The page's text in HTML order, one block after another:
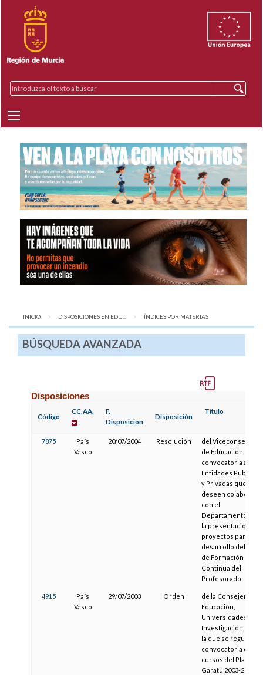
INICIO DISPOSICIONES EN EDU... AQUÍ:
ÍNDICES POR MATERIAS
BÚSQUEDA AVANZADA
Disposiciones
Código
CC.AA.
F.
Disposición
Disposición
Título
7875
País
Vasco
20/07/2004 Resolución
del Viceconsejero
de Educación, de la
convocatoria a
Entidades Públicas
y Privadas que
deseen colaborar
con el
Departamento en
la presentación de
proyectos para el
desarrollo del Plan
de Formación
Continua del
Profesorado
4915
País
Vasco
29/07/2003 Orden
de la Consejera de
Educación,
Universidades e
Investigación, por
la que se regula la
convocatoria de
cursos del Plan
Garatu 2003-2004